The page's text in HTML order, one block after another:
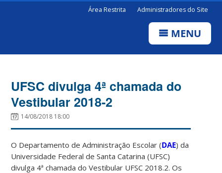
Área Restrita Administradores do Site
MENU
UFSC divulga 4ª chamada do
Vestibular 2018-2
14/08/2018 18:00
O Departamento de Administração Escolar (DAE) da
Universidade Federal de Santa Catarina (UFSC)
divulga 4ª chamada do Vestibular UFSC 2018.2. Os